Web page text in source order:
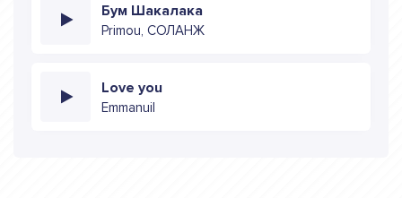
Бум Шакалака
Primou, СОЛАНЖ
Love you
Emmanuil